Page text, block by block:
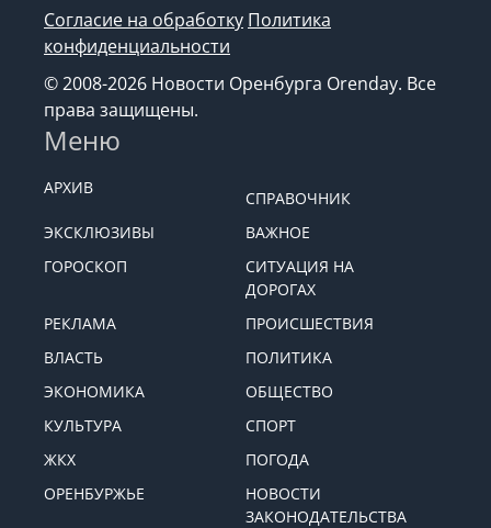
Согласие на обработку Политика
конфиденциальности
© 2008-2026 Новости Оренбурга Orenday. Все
права защищены.
Меню
АРХИВ
СПРАВОЧНИК
ЭКСКЛЮЗИВЫ
ВАЖНОЕ
ГОРОСКОП
СИТУАЦИЯ НА
ДОРОГАХ
РЕКЛАМА
ПРОИСШЕСТВИЯ
ВЛАСТЬ
ПОЛИТИКА
ЭКОНОМИКА
ОБЩЕСТВО
КУЛЬТУРА
СПОРТ
ЖКХ
ПОГОДА
ОРЕНБУРЖЬЕ
НОВОСТИ
ЗАКОНОДАТЕЛЬСТВА